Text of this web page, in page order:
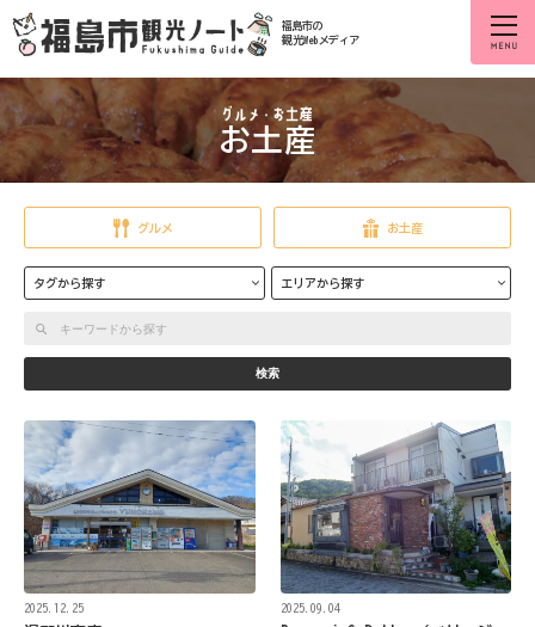
福島市の
観光Webメディア
お土産
グルメ お土産
タグから探す エリアから探す
検索
2025.12.25 2025.09.04